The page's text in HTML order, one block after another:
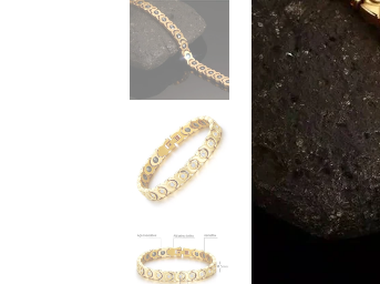
PULSEIRA MAGNÉTICA
PULSEIRA DE SILICONE
KIT PULSEIRA MASCULINA
ANÉIS MASCULINOS
ANÉIS DE AÇO
ANÉIS DE TUGSTÊNIO
ANÉIS MAGNÉTICOS DE COBRE